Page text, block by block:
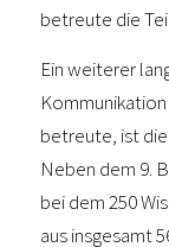
betreute die
Ein weiterer
betreute, ist
Neben dem 9.
bei dem 250
aus insgesamt